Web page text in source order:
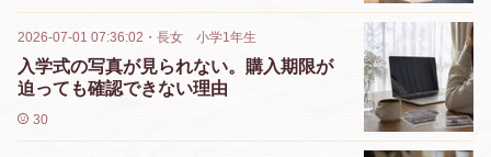
2026-07-01 07:36:02 ・ 長女 小学1年生
入学式の写真が見られない。購入期限が
迫っても確認できない理由
30